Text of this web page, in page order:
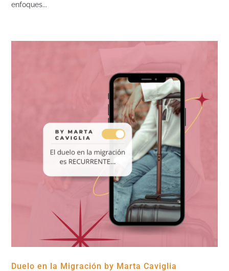
enfoques...
Duelo en la Migración by Marta Caviglia